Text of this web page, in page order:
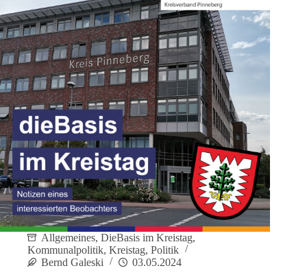
Allgemeines, DieBasis im Kreistag,
Kommunalpolitik, Kreistag, Politik
Bernd Galeski
03.05.2024